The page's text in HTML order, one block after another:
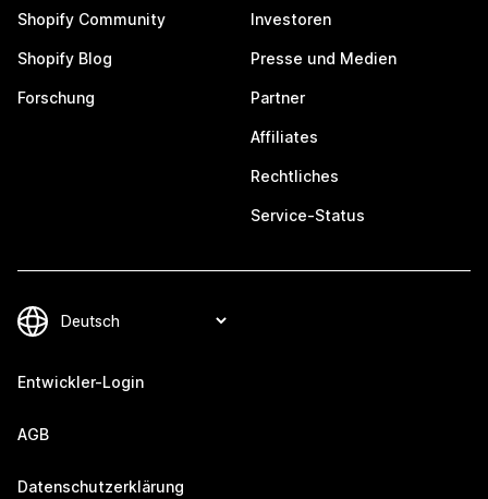
Shopify Community
Shopify Blog
Forschung
Investoren
Presse und Medien
Partner
Affiliates
Rechtliches
Service-Status
Entwickler-Login
AGB
Datenschutzerklärung